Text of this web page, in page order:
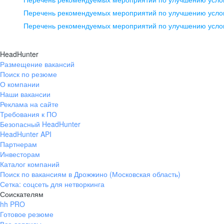
pr@ural.hh.ru
помещение 21
+7 383 207-94-64
pr@nsk.hh.ru
Перечень рекомендуемых мероприятий по улучшению
Перечень рекомендуемых мероприятий по улучшению
HeadHunter
Размещение вакансий
Поиск по резюме
О компании
Наши вакансии
Реклама на сайте
Требования к ПО
Безопасный HeadHunter
HeadHunter API
Партнерам
Инвесторам
Каталог компаний
Поиск по вакансиям в Дрожжино (Московская область)
Сетка: соцсеть для нетворкинга
Соискателям
hh PRO
Готовое резюме